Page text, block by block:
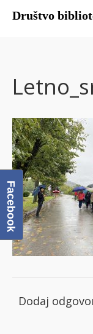
Društvo
Člani
Dodaj
Facebook